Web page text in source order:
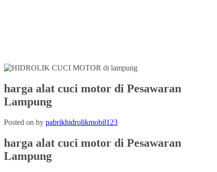
harga alat cuci motor di Pesawaran
Lampung
Posted on by pabrikhidrolikmobil123
harga alat cuci motor di Pesawaran
Lampung